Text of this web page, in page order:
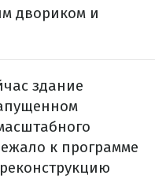
двориком и
здание
к программе